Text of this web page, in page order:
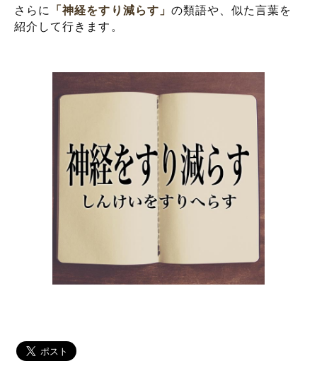
さらに 「神経をすり減らす」 の類語や、似た言葉を
紹介して行きます。